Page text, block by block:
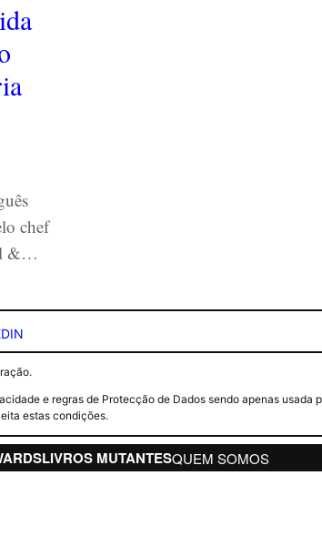
chef
&…
e regras de Protecção de Dados sendo apenas usada
estas condições.
LIVROS MUTANTESQUEM SOMOS